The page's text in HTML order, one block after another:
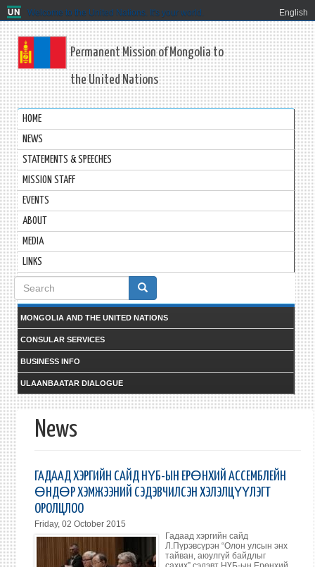
Welcome to the United Nations. It's your world. English
Permanent Mission of Mongolia to
the United Nations
HOME
NEWS
STATEMENTS & SPEECHES
MISSION STAFF
EVENTS
ABOUT
MEDIA
LINKS
Search
form
MONGOLIA AND THE UNITED NATIONS
CONSULAR SERVICES
BUSINESS INFO
ULAANBAATAR DIALOGUE
News
ГАДААД ХЭРГИЙН САЙД НҮБ-ЫН ЕРӨНХИЙ АССЕМБЛЕЙН
ӨНДӨР ХЭМЖЭЭНИЙ СЭДЭВЧИЛСЭН ХЭЛЭЛЦҮҮЛЭГТ
ОРОЛЦЛОО
Friday, 02 October 2015
Гадаад хэргийн сайд
Л.Пүрэвсүрэн “Олон улсын энх
тайван, аюулгүй байдлыг